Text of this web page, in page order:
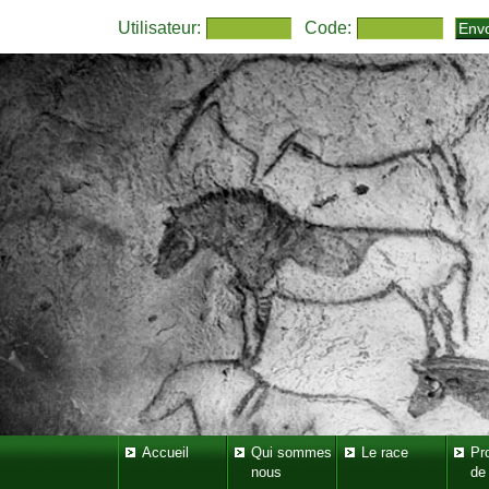
Utilisateur: Code:
Accueil
Qui sommes
nous
Le race